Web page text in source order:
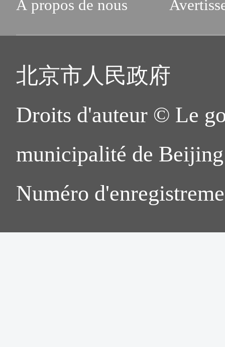
À propos de nous
北京市人民政府
Droits d'auteur © Le
municipalité de
Numéro